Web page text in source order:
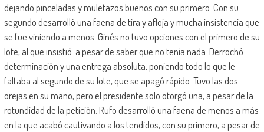
dejando pinceladas y muletazos buenos con su primero. Con su
segundo desarrolló una faena de tira y afloja y mucha insistencia que
se fue viniendo a menos. Ginés no tuvo opciones con el primero de su
lote, al que insistió a pesar de saber que no tenía nada. Derrochó
determinación y una entrega absoluta, poniendo todo lo que le
faltaba al segundo de su lote, que se apagó rápido. Tuvo las dos
orejas en su mano, pero el presidente solo otorgó una, a pesar de la
rotundidad de la petición. Rufo desarrolló una faena de menos a más
en la que acabó cautivando a los tendidos, con su primero, a pesar de